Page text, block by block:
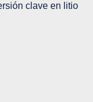
clave en litio